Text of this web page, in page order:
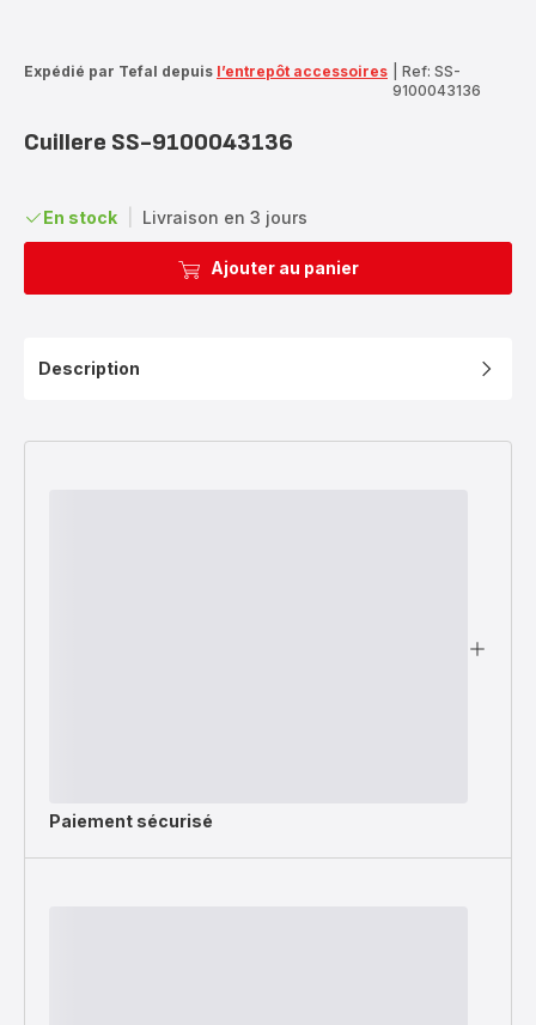
Expédié par Tefal depuis l’entrepôt accessoires
Ref: SS-
9100043136
Cuillere SS-9100043136
En stock Livraison en 3 jours
Ajouter au panier
Description
Paiement sécurisé